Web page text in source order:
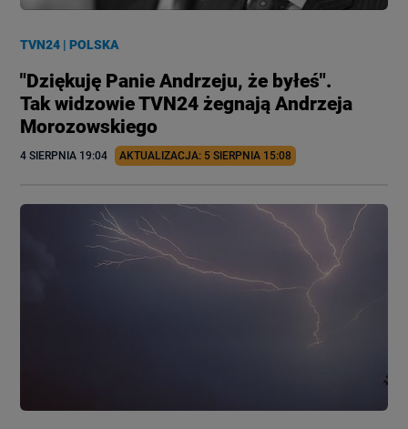
TVN24 |POLSKA
"Dziękuję Panie Andrzeju, że byłeś".
Tak widzowie TVN24 żegnają Andrzeja
Morozowskiego
4 SIERPNIA 19:04 AKTUALIZACJA: 5 SIERPNIA 15:08